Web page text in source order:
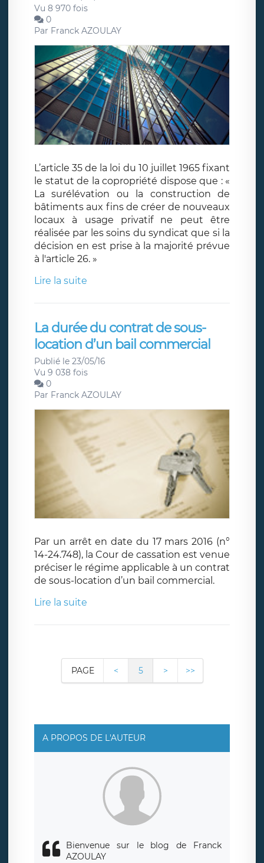
Vu 8 970 fois
0
Par Franck AZOULAY
L’article 35 de la loi du 10 juillet 1965 fixant
le statut de la copropriété dispose que : «
La surélévation ou la construction de
bâtiments aux fins de créer de nouveaux
locaux à usage privatif ne peut être
réalisée par les soins du syndicat que si la
décision en est prise à la majorité prévue
à l'article 26. »
Lire la suite
La durée du contrat de sous-
location d’un bail commercial
Publié le 23/05/16
Vu 9 038 fois
0
Par Franck AZOULAY
Par un arrêt en date du 17 mars 2016 (n°
14-24.748), la Cour de cassation est venue
préciser le régime applicable à un contrat
de sous-location d’un bail commercial.
Lire la suite
PAGE < 5 > >>
A PROPOS DE L'AUTEUR
Bienvenue sur le blog de Franck
AZOULAY